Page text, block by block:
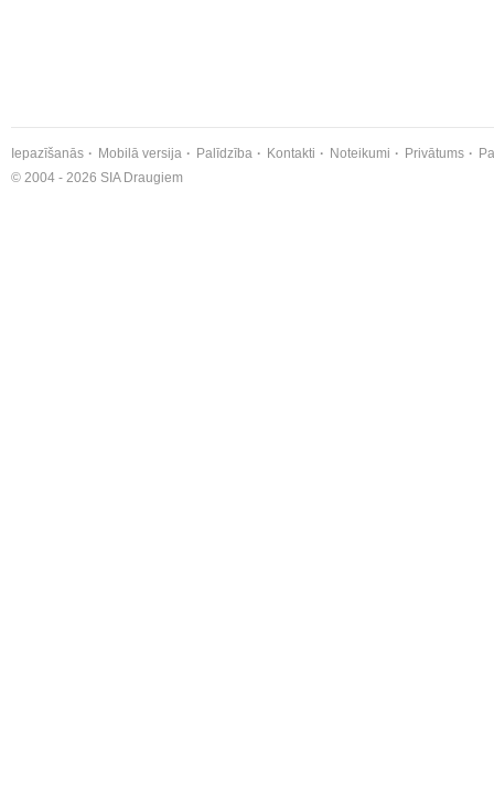
Iepazīšanās Mobilā versija Palīdzība Kontakti Noteikumi Privātums
© 2004 - 2026 SIA Draugiem